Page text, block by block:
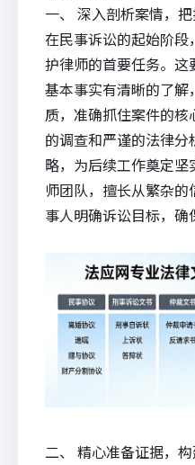
一、 深入剖析案情，
在民事诉讼的起始阶
护律师的首要任务。
基本事实有清晰的了
质，准确抓住案件的
的调查和严谨的法律
略，为后续工作奠定坚
师团队，擅长从繁杂
事人明确诉讼目标，确
二、 精心准备证据，